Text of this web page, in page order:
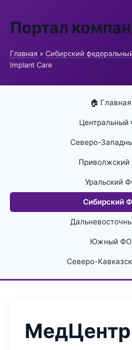
Портал
Главная » Сибирский
Implant Care
🏠 Главная
Северо-
Уральский
Сибирский
Южный ФО
Северо-
МедЦентр